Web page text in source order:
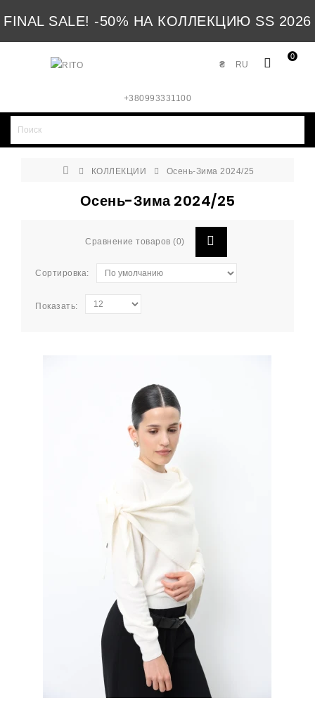
FINAL SALE! -50% НА КОЛЛЕКЦИЮ SS 2026
0
RU
₴
+380993331100
КОЛЛЕКЦИИ Осень-Зима 2024/25
Осень-Зима 2024/25
Сравнение товаров (0)
Сортировка:
Показать: